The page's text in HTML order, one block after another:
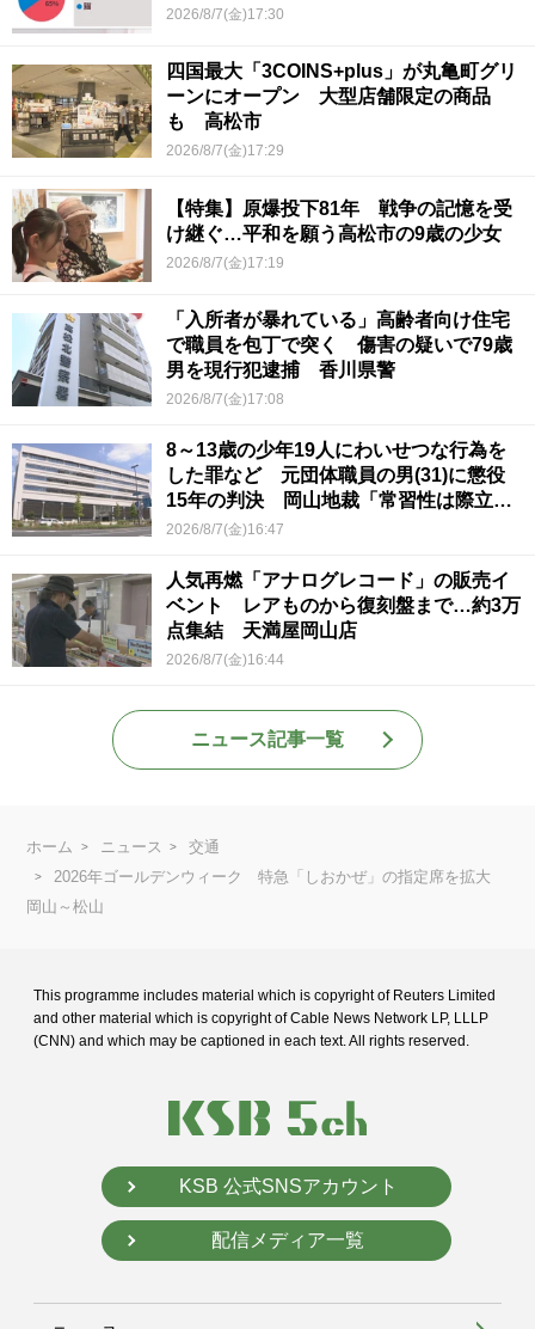
2026/8/7(金)17:30
四国最大「3COINS+plus」が丸亀町グリ
ーンにオープン 大型店舗限定の商品
も 高松市
2026/8/7(金)17:29
【特集】原爆投下81年 戦争の記憶を受
け継ぐ…平和を願う高松市の9歳の少女
2026/8/7(金)17:19
「入所者が暴れている」高齢者向け住宅
で職員を包丁で突く 傷害の疑いで79歳
男を現行犯逮捕 香川県警
2026/8/7(金)17:08
8～13歳の少年19人にわいせつな行為を
した罪など 元団体職員の男(31)に懲役
15年の判決 岡山地裁「常習性は際立っ
ていて被害結果も非常に重い」
2026/8/7(金)16:47
人気再燃「アナログレコード」の販売イ
ベント レアものから復刻盤まで…約3万
点集結 天満屋岡山店
2026/8/7(金)16:44
ニュース記事一覧
ホーム ニュース
交通
2026年ゴールデンウィーク 特急「しおかぜ」の指定席を拡大
岡山～松山
This programme includes material which is copyright of Reuters Limited
and other material which is copyright of Cable News Network LP, LLLP
(CNN) and which may be captioned in each text. All rights reserved.
KSB 公式SNSアカウント
配信メディア一覧